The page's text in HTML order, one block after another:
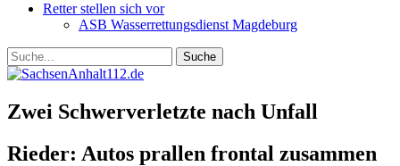
Retter stellen sich vor
ASB Wasserrettungsdienst Magdeburg
Zwei Schwerverletzte nach Unfall
Rieder: Autos prallen frontal zusammen